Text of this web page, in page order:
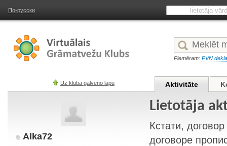
По-русски
Piemēram: PVN
Uz kluba galveno lapu Aktivitāte
Alka72
Lietotāja
Кстати,
договоре